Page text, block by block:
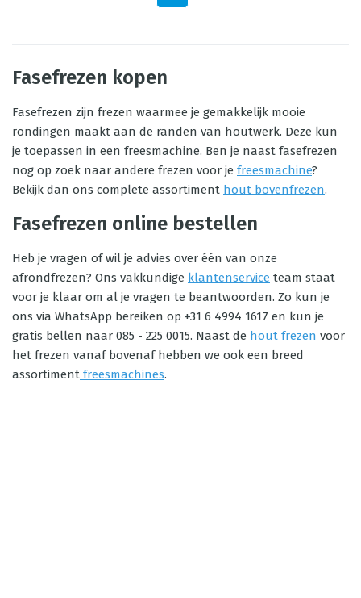
Fasefrezen kopen
Fasefrezen zijn frezen waarmee je gemakkelijk mooie
rondingen maakt aan de randen van houtwerk. Deze kun
je toepassen in een freesmachine. Ben je naast fasefrezen
nog op zoek naar andere frezen voor je freesmachine?
Bekijk dan ons complete assortiment hout bovenfrezen.
Fasefrezen online bestellen
Heb je vragen of wil je advies over één van onze
afrondfrezen? Ons vakkundige klantenservice team staat
voor je klaar om al je vragen te beantwoorden. Zo kun je
ons via WhatsApp bereiken op +31 6 4994 1617 en kun je
gratis bellen naar 085 - 225 0015. Naast de hout frezen voor
het frezen vanaf bovenaf hebben we ook een breed
assortiment freesmachines.